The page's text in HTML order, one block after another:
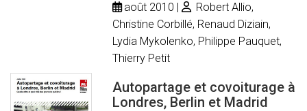
août 2010
Robert Allio,
Christine Corbillé, Renaud Diziain,
Lydia Mykolenko, Philippe Pauquet,
Thierry Petit
Autopartage et covoiturage à
Londres, Berlin et Madrid